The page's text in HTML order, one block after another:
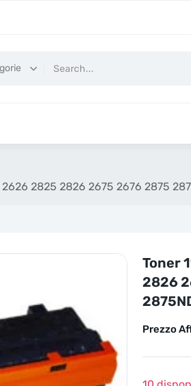
2825 2826 2675 2676 2875
Toner
2826
Prezzo